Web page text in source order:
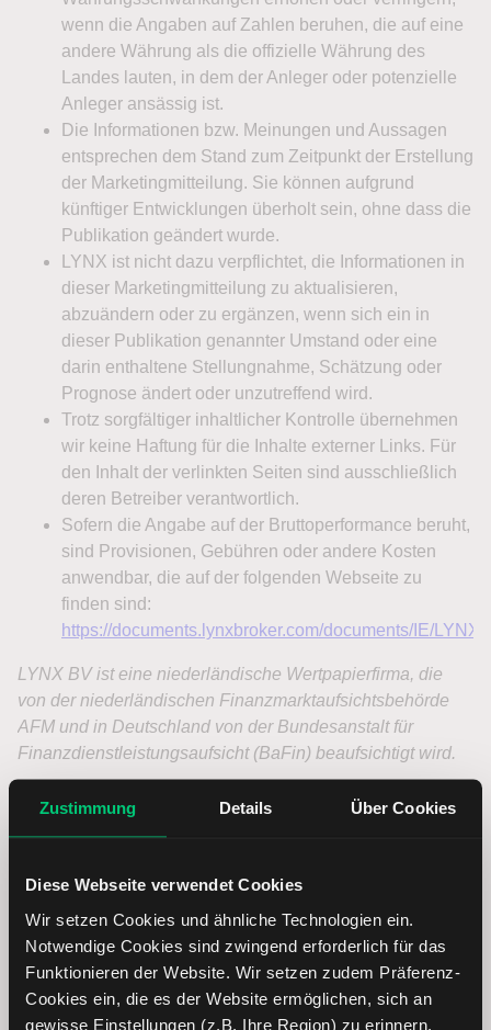
Zustimmung Details Über Cookies
Diese Webseite verwendet Cookies
Wir setzen Cookies und ähnliche Technologien ein.
Notwendige Cookies sind zwingend erforderlich für das
Funktionieren der Website. Wir setzen zudem Präferenz-
Cookies ein, die es der Website ermöglichen, sich an
gewisse Einstellungen (z.B. Ihre Region) zu erinnern.
Margin Konto – Handeln mit höchster
Flexibilität
Mit einem Margin Konto können Sie zum Beispiel mit
Hebel handeln und Ihre Trading-Strategien durch